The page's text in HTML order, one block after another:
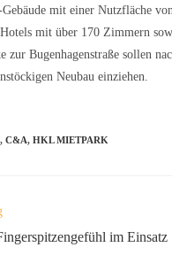
mit einer Nutzfläche
mit über 170 Zimmern
zur Bugenhagenstraße sollen
Neubau einziehen.
, C&A, HKL MIETPARK
im Einsatz